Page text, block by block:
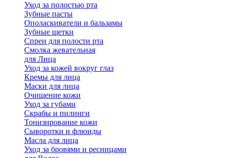
Уход за полостью рта
Зубные пасты
Ополаскиватели и бальзамы
Зубные щетки
Спреи для полости рта
Смолка жевательная
для Лица
Уход за кожей вокруг глаз
Кремы для лица
Маски для лица
Очищение кожи
Уход за губами
Скрабы и пилинги
Тонизирование кожи
Сыворотки и флюиды
Масла для лица
Уход за бровями и ресницами